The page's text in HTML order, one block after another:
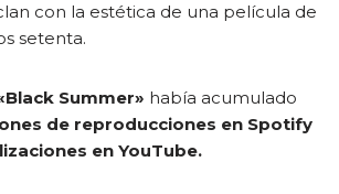
con la estética de una película de
setenta.
Summer» había acumulado
de reproducciones en Spotify
en YouTube.